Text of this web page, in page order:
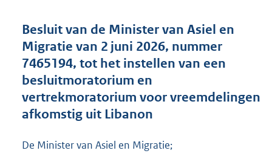
d
s
g
o
:
Besluit van de Minister van Asiel en
Migratie van 2 juni 2026, nummer
7465194, tot het instellen van een
besluitmoratorium en
vertrekmoratorium voor vreemdelingen
afkomstig uit Libanon
De Minister van Asiel en Migratie;